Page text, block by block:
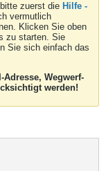
zuerst die Hilfe -
vermutlich
Klicken Sie oben
zu starten. Sie
Sie sich einfach das
Wegwerf-
werden!